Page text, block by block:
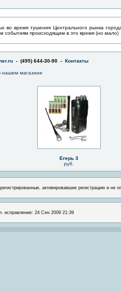
во время тушения Центрального рынка
событиям происходящим в это время (но мало)
- (495) 644-30-90 - Контакты
нашем магазине
Егерь 3
руб.
активировавшие регистрацию и не
исправление: 24 Сен 2009 21:39